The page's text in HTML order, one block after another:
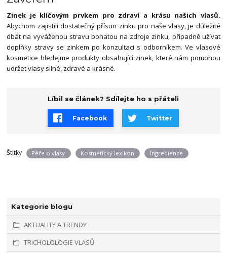
Kategorie blogu
AKTUALITY A TRENDY
TRICHOLOLOGIE VLASŮ
Zinek je klíčovým prvkem pro zdraví a krásu našich vlasů.
Abychom zajistili dostatečný přísun zinku pro naše vlasy, je důležité
dbát na vyváženou stravu bohatou na zdroje zinku, případně užívat
doplňky stravy se zinkem po konzultaci s odborníkem. Ve vlasové
kosmetice hledejme produkty obsahující zinek, které nám pomohou
udržet vlasy silné, zdravé a krásné.
Líbil se článek? Sdílejte ho s přáteli
Facebook Twitter
Štítky Péče o vlasy Kosmetický lexikon Ingredience